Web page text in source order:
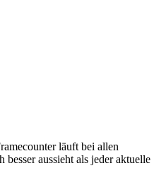
läuft bei allen
aussieht als jeder aktuelle